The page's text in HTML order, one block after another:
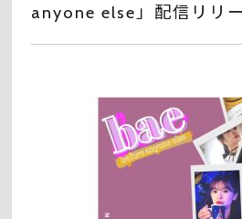
anyone else」配信リリ